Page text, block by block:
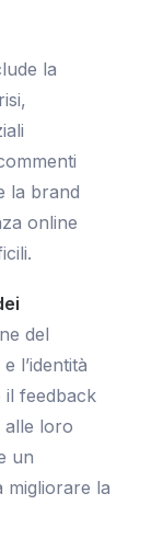
la
la brand
online
del
l’identità
il feedback
alle loro
un
la